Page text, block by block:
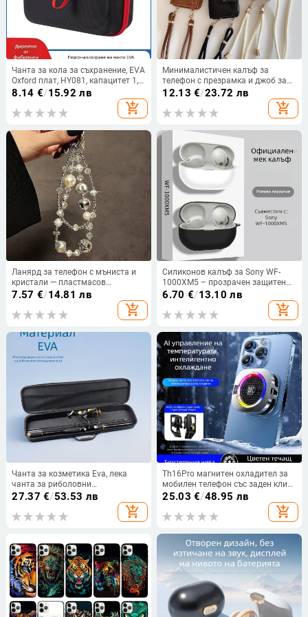
Чанта за кола за съхранение, EVA
Oxford плат, HY081, капацитет 1,5
кг, шевна изработка, налична
8.14 €/15.92 лв
add_shopping_cart
Минималистичен калъф за
телефон с презрамка и джоб за
карти, TPU мек корпус, против
изпускане, за iPhone 11, XR, 13 и
17 Pro Max
12.13 €/23.72 лв
add_shopping_cart
Ланярд за телефон с мъниста и
кристали — пластмасов
материал; шнур: PP; метална
7.57 €/14.81 лв
add_shopping_cart
Силиконов калъф за Sony WF-
1000XM5 – прозрачен защитен
корпус, мультяшен дизайн и
6.70 €/13.10 лв
add_shopping_cart
Чанта за козметика Eva, лека
чанта за риболовни
принадлежности,
водоустойчива чанта за
за чадър
27.37 €/53.53 лв
add_shopping_cart
Th16Pro магнитен охладител за
мобилен телефон със заден клип,
двуядрен полупроводников
охладител, 15W, ABS, Type-C, 150 g
25.03 €/48.95 лв
add_shopping_cart